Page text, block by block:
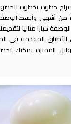
خطوة بخطوة
من أشهى وأبسط
خيارا مثاليا
المقدمة في
المميزة يمكنك